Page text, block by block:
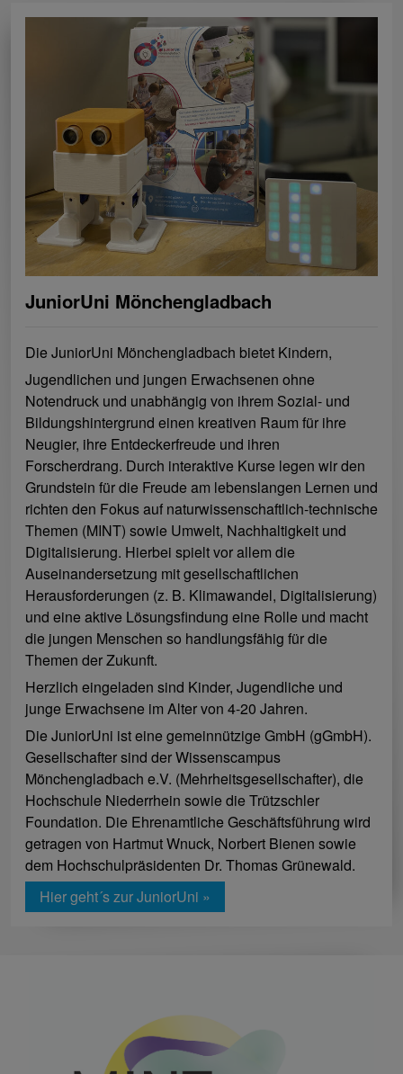
JuniorUni Mönchengladbach
Die JuniorUni Mönchengladbach bietet Kindern,
Jugendlichen und jungen Erwachsenen ohne
Notendruck und unabhängig von ihrem Sozial- und
Bildungshintergrund einen kreativen Raum für ihre
Neugier, ihre Entdeckerfreude und ihren
Forscherdrang. Durch interaktive Kurse legen wir den
Grundstein für die Freude am lebenslangen Lernen und
richten den Fokus auf naturwissenschaftlich-technische
Themen (MINT) sowie Umwelt, Nachhaltigkeit und
Digitalisierung. Hierbei spielt vor allem die
Auseinandersetzung mit gesellschaftlichen
Herausforderungen (z. B. Klimawandel, Digitalisierung)
und eine aktive Lösungsfindung eine Rolle und macht
die jungen Menschen so handlungsfähig für die
Themen der Zukunft.
Herzlich eingeladen sind Kinder, Jugendliche und
junge Erwachsene im Alter von 4-20 Jahren.
Die JuniorUni ist eine gemeinnützige GmbH (gGmbH).
Gesellschafter sind der Wissenscampus
Mönchengladbach e.V. (Mehrheitsgesellschafter), die
Hochschule Niederrhein sowie die Trützschler
Foundation. Die Ehrenamtliche Geschäftsführung wird
getragen von Hartmut Wnuck, Norbert Bienen sowie
dem Hochschulpräsidenten Dr. Thomas Grünewald.
Hier geht´s zur JuniorUni »